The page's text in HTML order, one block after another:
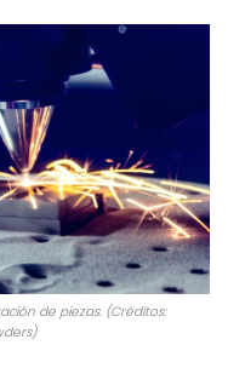
de piezas. (Créditos: